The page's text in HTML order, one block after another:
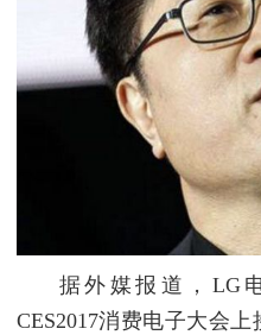
据外媒报道，LG
CES2017消费电子大会